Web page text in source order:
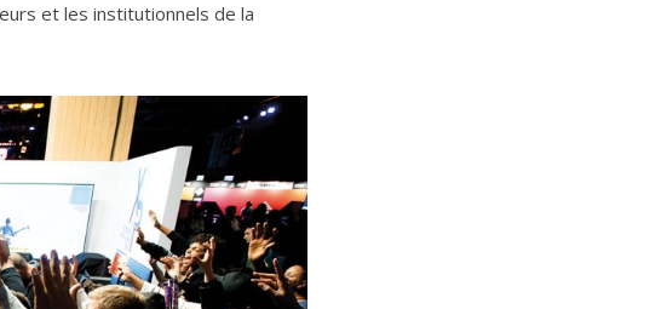
et les institutionnels de la